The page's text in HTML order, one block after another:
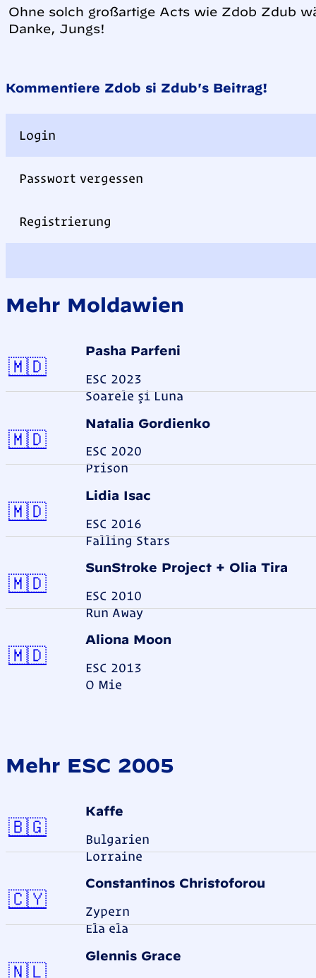
Ohne solch großartige Acts wie Zdob Zdub
Danke, Jungs!
Kommentiere Zdob si Zdub's Beitrag!
Login
Passwort vergessen
Registrierung
Mehr Moldawien
Pasha Parfeni
ESC 2023
Soarele şi Luna
🇲🇩Moldawien
Natalia Gordienko
ESC 2020
Prison
🇲🇩Moldawien
Lidia Isac
ESC 2016
Falling Stars
🇲🇩Moldawien
SunStroke Project + Olia Tira
ESC 2010
Run Away
🇲🇩Moldawien
Aliona Moon
ESC 2013
O Mie
🇲🇩Moldawien
Mehr ESC 2005
Kaffe
Bulgarien
Lorraine
🇧🇬Bulgarien
Constantinos Christoforou
Zypern
Ela ela
🇨🇾Zypern
Glennis Grace
🇳🇱Niederlande